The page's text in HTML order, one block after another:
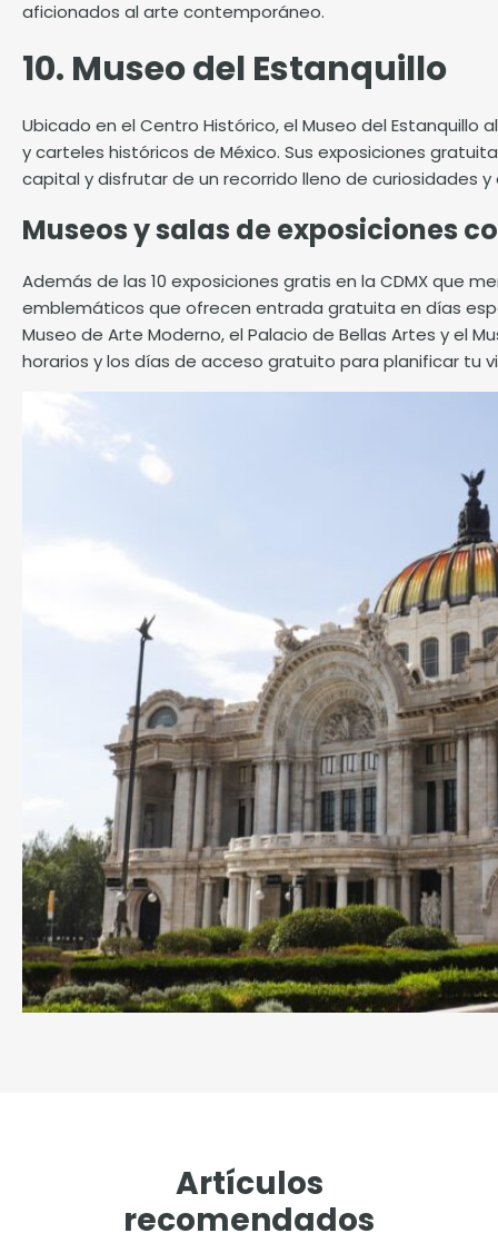
aficionados al arte contemporáneo.
10. Museo del Estanquillo
Ubicado en el Centro Histórico, el Museo del
y carteles históricos de México. Sus exposiciones
capital y disfrutar de un recorrido lleno de curiosidades
Museos y salas de exposiciones
Además de las 10 exposiciones gratis en la CDMX que
emblemáticos que ofrecen entrada gratuita en días
Museo de Arte Moderno, el Palacio de Bellas Artes y el
horarios y los días de acceso gratuito para planificar tu
Artículos
recomendados